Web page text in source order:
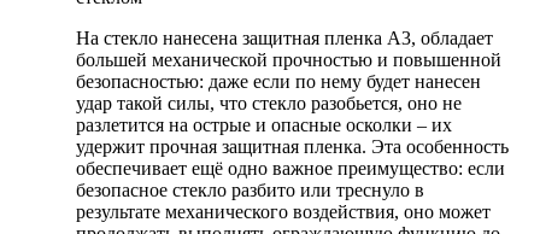
На стекло нанесена защитная пленка А3, обладает
большей механической прочностью и повышенной
безопасностью: даже если по нему будет нанесен
удар такой силы, что стекло разобьется, оно не
разлетится на острые и опасные осколки – их
удержит прочная защитная пленка. Эта особенность
обеспечивает ещё одно важное преимущество: если
безопасное стекло разбито или треснуло в
результате механического воздействия, оно может